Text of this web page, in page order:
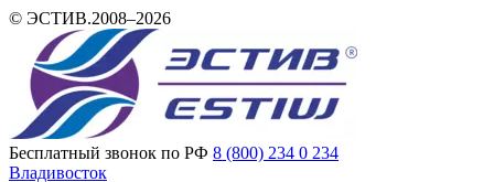
© ЭСТИВ.2008–2026
Бесплатный звонок по РФ 8 (800) 234 0 234
Владивосток